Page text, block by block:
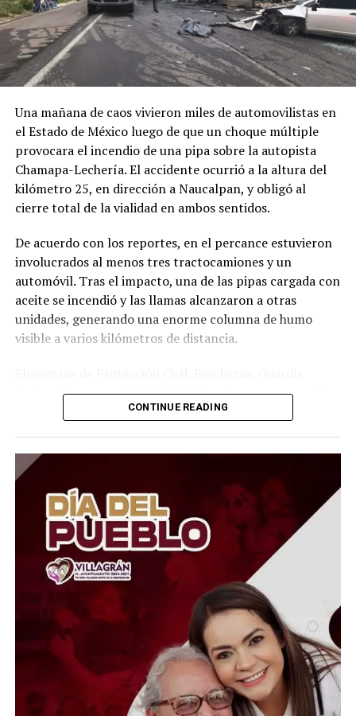
Una mañana de caos vivieron miles de automovilistas en
el Estado de México luego de que un choque múltiple
provocara el incendio de una pipa sobre la autopista
Chamapa-Lechería. El accidente ocurrió a la altura del
kilómetro 25, en dirección a Naucalpan, y obligó al
cierre total de la vialidad en ambos sentidos.
De acuerdo con los reportes, en el percance estuvieron
involucrados al menos tres tractocamiones y un
automóvil. Tras el impacto, una de las pipas cargada con
aceite se incendió y las llamas alcanzaron a otras
unidades, generando una enorme columna de humo
visible a varios kilómetros de distancia.
Nacional y personal de CAPUFE desplegaron un amplio
operativo para sofocar el fuego, retirar los vehículos
sobre la carpeta asfáltica. Las labores se extendieron
durante varias horas debido al riesgo que representaba
el material derramado.
Aunque las autoridades informaron que los ocupantes
lograron salir a tiempo y no se reportaron víctimas
mortales, el accidente provocó kilómetros de filas y
severas afectaciones viales en una de las autopistas más
importantes del Valle de México. La circulación
comenzó a restablecerse de manera parcial una vez
controlada la emergencia.
CONTINUE READING